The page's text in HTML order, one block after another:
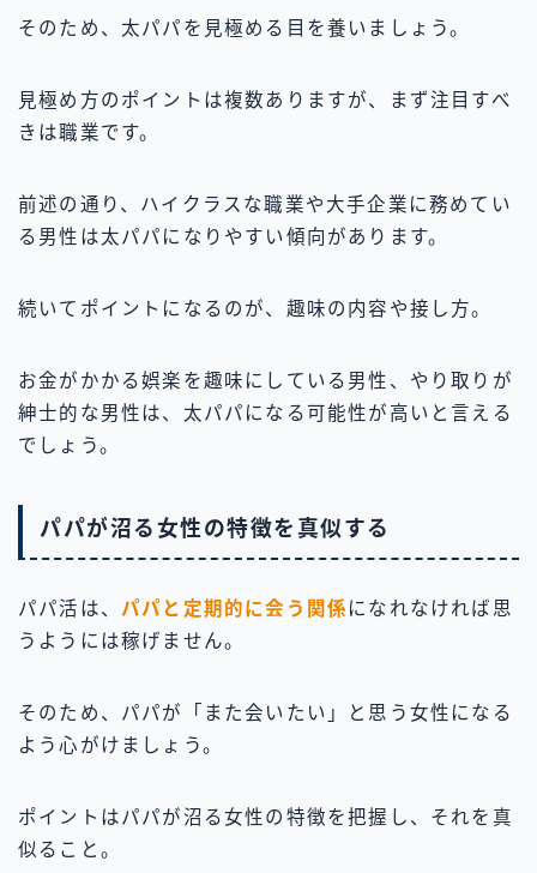
そのため、太パパを見極める目を養いましょう。
見極め方のポイントは複数ありますが、まず注目すべ
きは職業です。
前述の通り、ハイクラスな職業や大手企業に務めてい
る男性は太パパになりやすい傾向があります。
続いてポイントになるのが、趣味の内容や接し方。
お金がかかる娯楽を趣味にしている男性、やり取りが
紳士的な男性は、太パパになる可能性が高いと言える
でしょう。
パパが沼る女性の特徴を真似する
パパ活は、 パパと定期的に会う関係になれなければ思
うようには稼げません。
そのため、パパが「また会いたい」と思う女性になる
よう心がけましょう。
ポイントはパパが沼る女性の特徴を把握し、それを真
似ること。